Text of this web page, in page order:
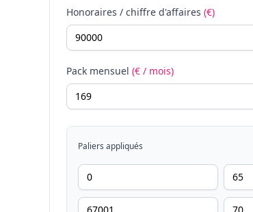
Honoraires / chiffre d'affaires (€)
Pack mensuel (€ / mois)
Paliers appliqués